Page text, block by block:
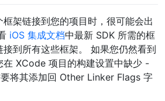
架链接到您的项目时，很可能会出
iOS 集成文档中最新 SDK 所需的框
到所有这些框架。 如果您仍然看到
在 XCode 项目的构建设置中缺少 -
将其添加回 Other Linker Flags 字